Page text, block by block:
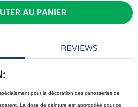
AU PANIER
REVIEWS
pour la décoration des carrosseries de
La dose de peinture est appropriée pour ce